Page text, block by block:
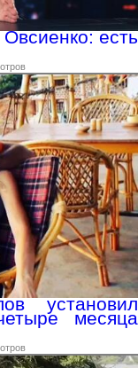
есть
установил
месяца